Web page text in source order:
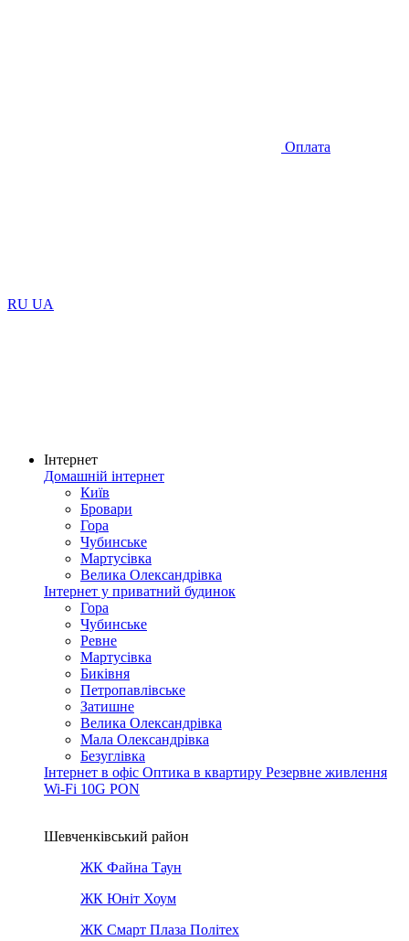
Оплата
RU UA
Інтернет
Домашній інтернет
Київ
Бровари
Гора
Чубинське
Мартусівка
Велика Олександрівка
Інтернет у приватний будинок
Гора
Чубинське
Ревне
Мартусівка
Биківня
Петропавлівське
Затишне
Велика Олександрівка
Мала Олександрівка
Безуглівка
Інтернет в офіс Оптика в квартиру Резервне живлення
Wi-Fi 10G PON
Шевченківський район
ЖК Файна Таун
ЖК Юніт Хоум
ЖК Смарт Плаза Політех